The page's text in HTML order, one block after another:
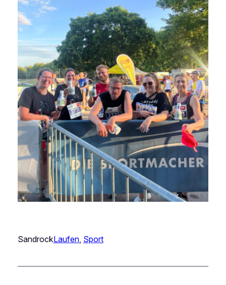
SandrockLaufen, Sport